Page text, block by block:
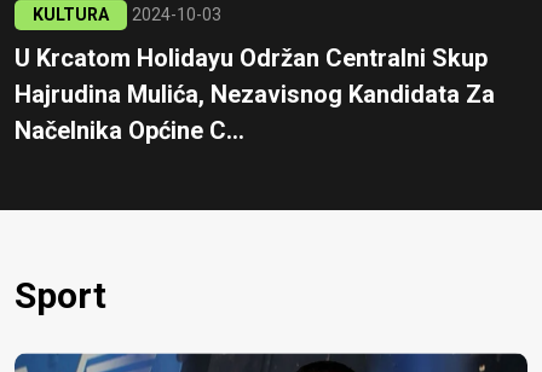
KULTURA 2024-10-03
U Krcatom Holidayu Održan Centralni Skup
Hajrudina Mulića, Nezavisnog Kandidata Za
Načelnika Općine C...
Sport